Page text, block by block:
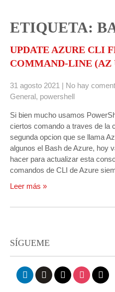
ETIQUETA:
UPDATE AZURE CLI
COMMAND-LINE (AZ
31 agosto 2021 | No hay
General, powershell
Si bien mucho usamos
ciertos comando a traves de la
segunda opcion que se llama
algunos el Bash de Azure, hoy
hacer para actualizar esta
comandos de CLI de Azure
Leer más »
SÍGUEME
linkedingithub x instagram
mail